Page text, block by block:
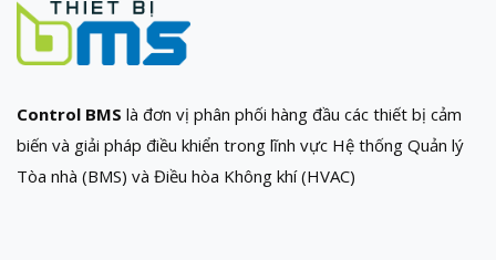
Control BMS là đơn vị phân phối hàng đầu các thiết bị cảm
biến và giải pháp điều khiển trong lĩnh vực Hệ thống Quản lý
Tòa nhà (BMS) và Điều hòa Không khí (HVAC)